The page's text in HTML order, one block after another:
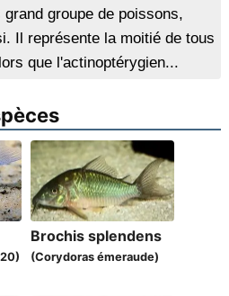
groupe de poissons,
Il représente la moitié de tous
que l'actinoptérygien...
Brochis splendens
(Corydoras émeraude)